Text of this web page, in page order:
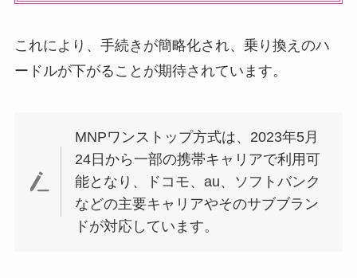
これにより、手続きが簡略化され、乗り換えのハ
ードルが下がることが期待されています。
MNPワンストップ方式は、2023年5月
24日から一部の携帯キャリアで利用可
能となり、ドコモ、au、ソフトバンク
などの主要キャリアやそのサブブラン
ドが対応しています。